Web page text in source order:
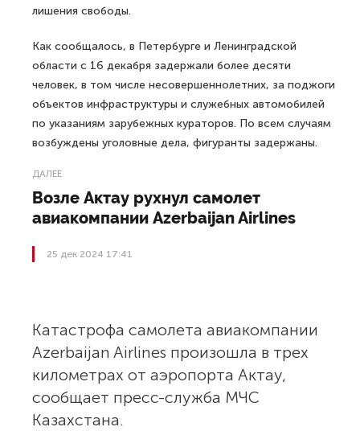
лишения свободы.
Как сообщалось, в Петербурге и Ленинградской
области с 16 декабря задержали более десяти
человек, в том числе несовершеннолетних, за поджоги
объектов инфраструктуры и служебных автомобилей
по указаниям зарубежных кураторов. По всем случаям
возбуждены уголовные дела, фигуранты задержаны.
ДАЛЕЕ
Возле Актау рухнул самолет
авиакомпании Azerbaijan Airlines
25 дек 2024 17:41
Катастрофа самолета авиакомпании
Azerbaijan Airlines произошла в трех
километрах от аэропорта Актау,
сообщает пресс-служба МЧС
Казахстана.